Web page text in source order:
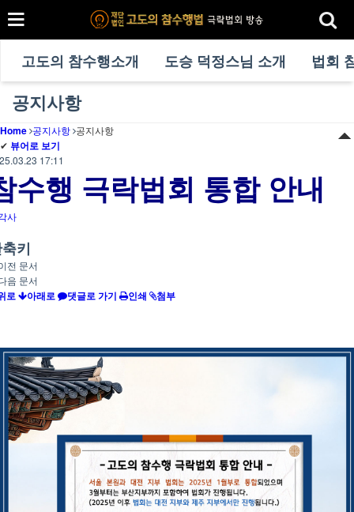
고도의 참수행소개 도승 덕정스님 소개 법회
공지사항
Home 공지사항 공지사항
✔ 뷰어로 보기
17:11
수행 극락법회 통합 안내
사
키
전 문서
음 문서
로 아래로 댓글로 가기 인쇄 첨부